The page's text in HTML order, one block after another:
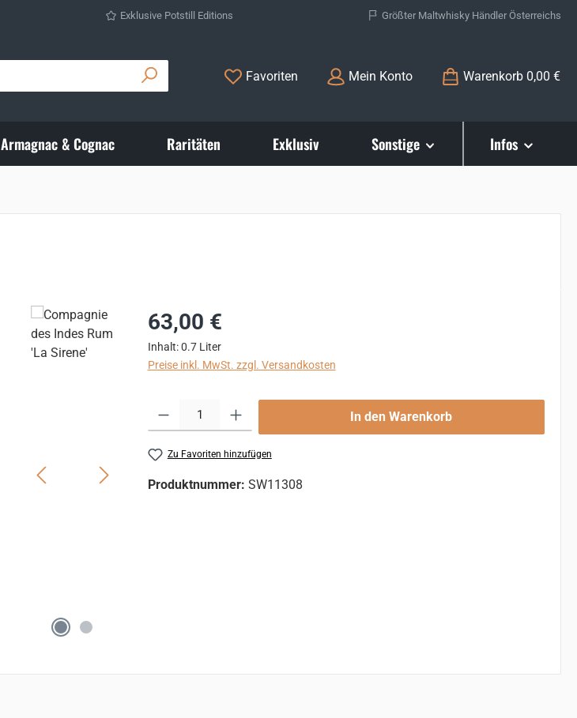
Exklusive Potstill Editions Größter Maltwhisky Händler Österreichs
Favoriten Du hast 0 Produkte auf dem Merkzettel
Mein Konto Warenkorb 0,00 €
Armagnac & Cognac Raritäten Exklusiv Sonstige Infos
Regulärer Preis:
63,00 €
Inhalt:0.7 Liter
Preise inkl. MwSt. zzgl. Versandkosten
Produkt Anzahl: Gib den gewünschten Wert ein oder benutze die Schaltflächen um die
In den Warenkorb
Zu Favoriten hinzufügen
Produktnummer: SW11308